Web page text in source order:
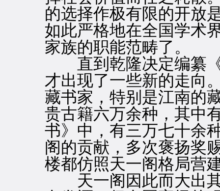
的选择作极有限的开放
如此严格地在全国学术
家族的职能范畴了。
直到乾隆决定编纂《
才出现了一些新的走向
藏书家，特别是江南的
贵古籍六万余种，其中
书》中，有三万七十余
阁的贡献，多次褒扬奖
楼都仿照天一阁格局营
天一阁因此而大出其